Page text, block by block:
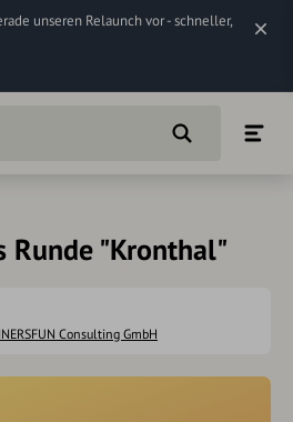
unseren Relaunch vor - schneller,
Runde "Kronthal"
Consulting GmbH